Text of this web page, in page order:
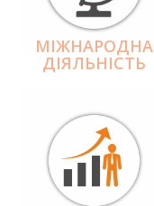
МІЖНАРОДНА
ДІЯЛЬНІCТЬ